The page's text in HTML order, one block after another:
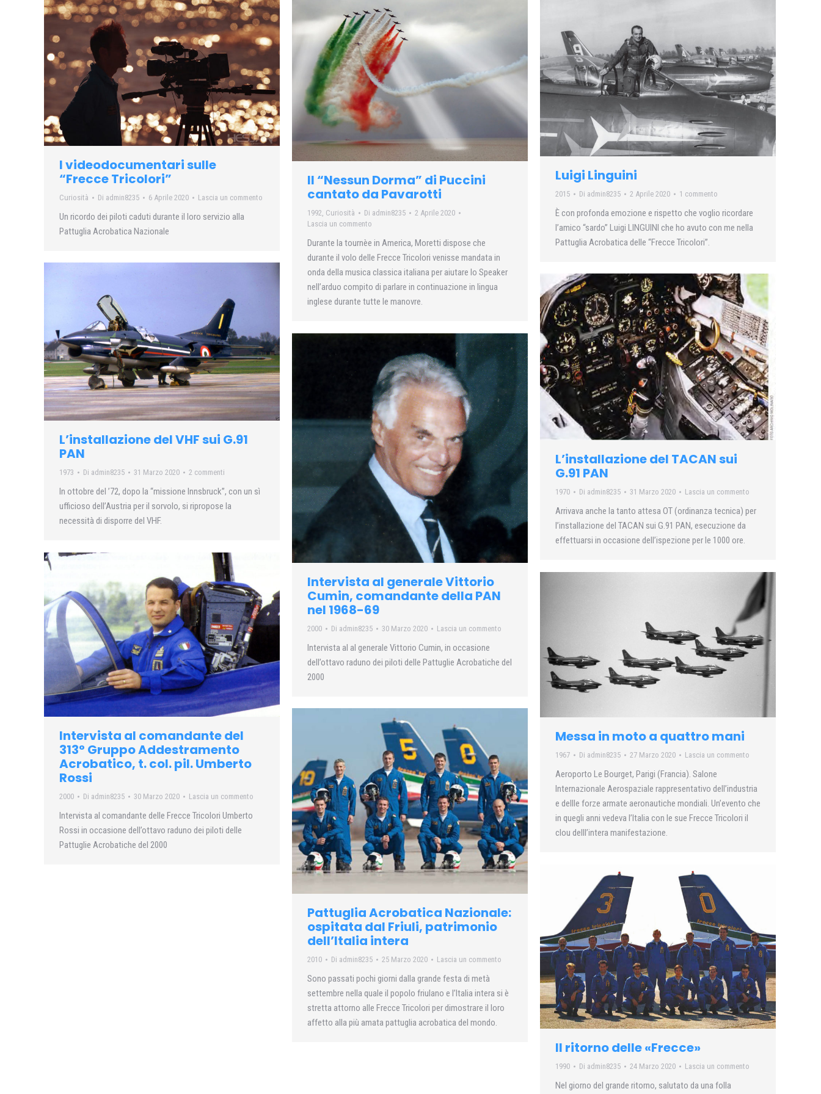
I videodocumentari sulle
“Frecce Tricolori”
Curiosità Di admin8235 6 Aprile 2020 Lascia un commento
Un ricordo dei piloti caduti durante il loro servizio alla
Pattuglia Acrobatica Nazionale
Il “Nessun Dorma” di Puccini
cantato da Pavarotti
1992, Curiosità Di admin8235
2 Aprile 2020
Lascia un commento
Durante la tournèe in America, Moretti dispose che
durante il volo delle Frecce Tricolori venisse mandata in
onda della musica classica italiana per aiutare lo Speaker
nell’arduo compito di parlare in continuazione in lingua
inglese durante tutte le manovre.
Luigi Linguini
2015 Di admin8235 2 Aprile 2020 1 commento
È con profonda emozione e rispetto che voglio ricordare
l’amico “sardo” Luigi LINGUINI che ho avuto con me nella
Pattuglia Acrobatica delle “Frecce Tricolori”.
L’installazione del VHF sui G.91
PAN
1973 Di admin8235 31 Marzo 2020 2 commenti
In ottobre del ’72, dopo la “missione Innsbruck”, con un sì
ufficioso dell’Austria per il sorvolo, si ripropose la
necessità di disporre del VHF.
L’installazione del TACAN sui
G.91 PAN
1970 Di admin8235 31 Marzo 2020 Lascia un commento
Arrivava anche la tanto attesa OT (ordinanza tecnica) per
l’installazione del TACAN sui G.91 PAN, esecuzione da
effettuarsi in occasione dell’ispezione per le 1000 ore.
Intervista al generale Vittorio
Cumin, comandante della PAN
nel 1968-69
2000 Di admin8235 30 Marzo 2020 Lascia un commento
Intervista al al generale Vittorio Cumin, in occasione
dell’ottavo raduno dei piloti delle Pattuglie Acrobatiche del
2000
Intervista al comandante del
313° Gruppo Addestramento
Acrobatico, t. col. pil. Umberto
Rossi
2000 Di admin8235 30 Marzo 2020 Lascia un commento
Intervista al comandante delle Frecce Tricolori Umberto
Rossi in occasione dell’ottavo raduno dei piloti delle
Pattuglie Acrobatiche del 2000
Messa in moto a quattro mani
1967 Di admin8235 27 Marzo 2020 Lascia un commento
Aeroporto Le Bourget, Parigi (Francia). Salone
Internazionale Aerospaziale rappresentativo dell’industria
e dellle forze armate aeronautiche mondiali. Un’evento che
in quegli anni vedeva l’Italia con le sue Frecce Tricolori il
clou delll’intera manifestazione.
Pattuglia Acrobatica Nazionale:
ospitata dal Friuli, patrimonio
dell’Italia intera
2010 Di admin8235 25 Marzo 2020 Lascia un commento
Sono passati pochi giorni dalla grande festa di metà
settembre nella quale il popolo friulano e l’Italia intera si è
stretta attorno alle Frecce Tricolori per dimostrare il loro
affetto alla più amata pattuglia acrobatica del mondo.
Il ritorno delle «Frecce»
1990 Di admin8235 24 Marzo 2020 Lascia un commento
Nel giorno del grande ritorno, salutato da una folla